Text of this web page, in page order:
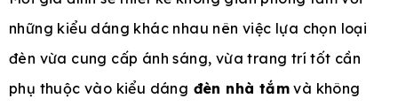
những kiểu dáng khác nhau nên việc lựa chọn loại
đèn vừa cung cấp ánh sáng, vừa trang trí tốt cần
phụ thuộc vào kiểu dáng đèn nhà tắm và không